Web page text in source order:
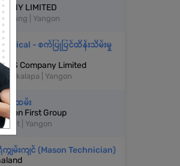
LIMITED
| Yangon
- စက်ပြုပြင်ထိန်းသိမ်းမှု
င်
Company Limited
Okkalapa | Yangon
ဝန်ထမ်း
First Group
| Yangon
ကျွမ်းကျင် (Mason Technician)